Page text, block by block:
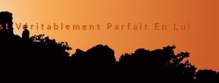
Véritablement Parfait En Lui